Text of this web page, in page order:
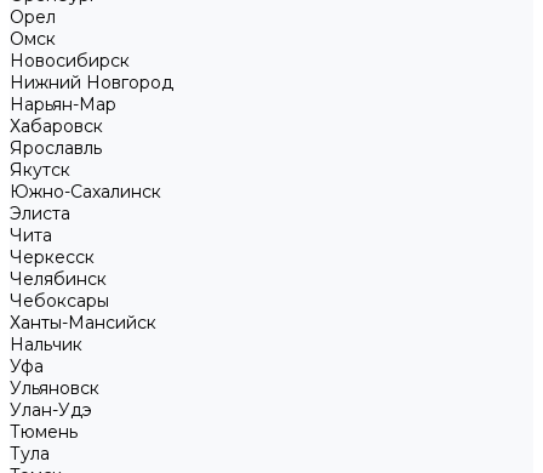
Орел
Омск
Новосибирск
Нижний Новгород
Нарьян-Мар
Хабаровск
Ярославль
Якутск
Южно-Сахалинск
Элиста
Чита
Черкесск
Челябинск
Чебоксары
Ханты-Мансийск
Нальчик
Уфа
Ульяновск
Улан-Удэ
Тюмень
Тула